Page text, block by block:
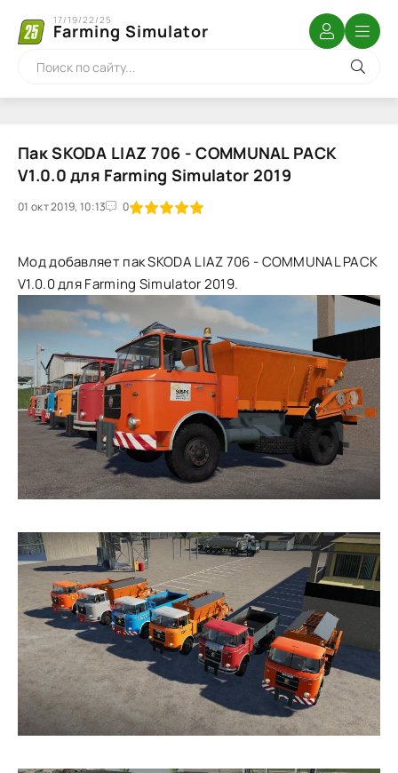
Farming Simulator
17/19/22/25
Пак SKODA LIAZ 706 - COMMUNAL PACK
V1.0.0 для Farming Simulator 2019
01 окт 2019, 10:13 0
1 2 3 4 5
Мод добавляет пак SKODA LIAZ 706 - COMMUNAL PACK
V1.0.0 для Farming Simulator 2019.